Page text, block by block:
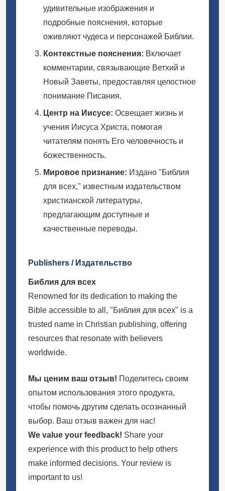
удивительные изображения и
подробные пояснения, которые
оживляют чудеса и персонажей Библии.
Контекстные пояснения: Включает
комментарии, связывающие Ветхий и
Новый Заветы, предоставляя целостное
понимание Писания.
Центр на Иисусе: Освещает жизнь и
учения Иисуса Христа, помогая
читателям понять Его человечность и
божественность.
Мировое признание: Издано "Библия
для всех," известным издательством
христианской литературы,
предлагающим доступные и
качественные переводы.
Publishers / Издательство
Библия для всех
Renowned for its dedication to making the
Bible accessible to all, "Библия для всех" is a
trusted name in Christian publishing, offering
resources that resonate with believers
worldwide.
Мы ценим ваш отзыв! Поделитесь своим
опытом использования этого продукта,
чтобы помочь другим сделать осознанный
выбор. Ваш отзыв важен для нас!
We value your feedback! Share your
experience with this product to help others
make informed decisions. Your review is
important to us!